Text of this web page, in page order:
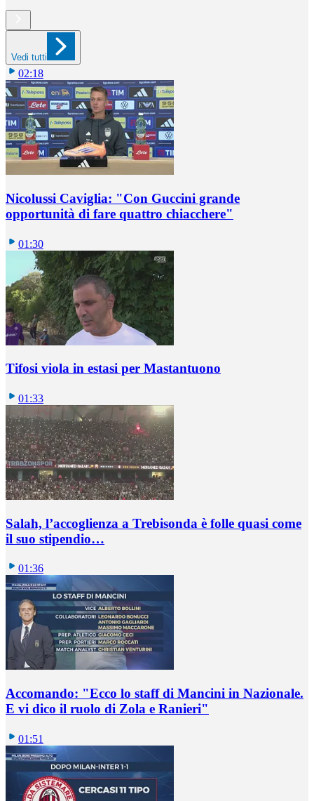
Vedi tutti
02:18
Nicolussi Caviglia: "Con Guccini grande
opportunità di fare quattro chiacchere"
01:30
Tifosi viola in estasi per Mastantuono
01:33
Salah, l’accoglienza a Trebisonda è folle quasi come
il suo stipendio…
01:36
Accomando: "Ecco lo staff di Mancini in Nazionale.
E vi dico il ruolo di Zola e Ranieri"
01:51